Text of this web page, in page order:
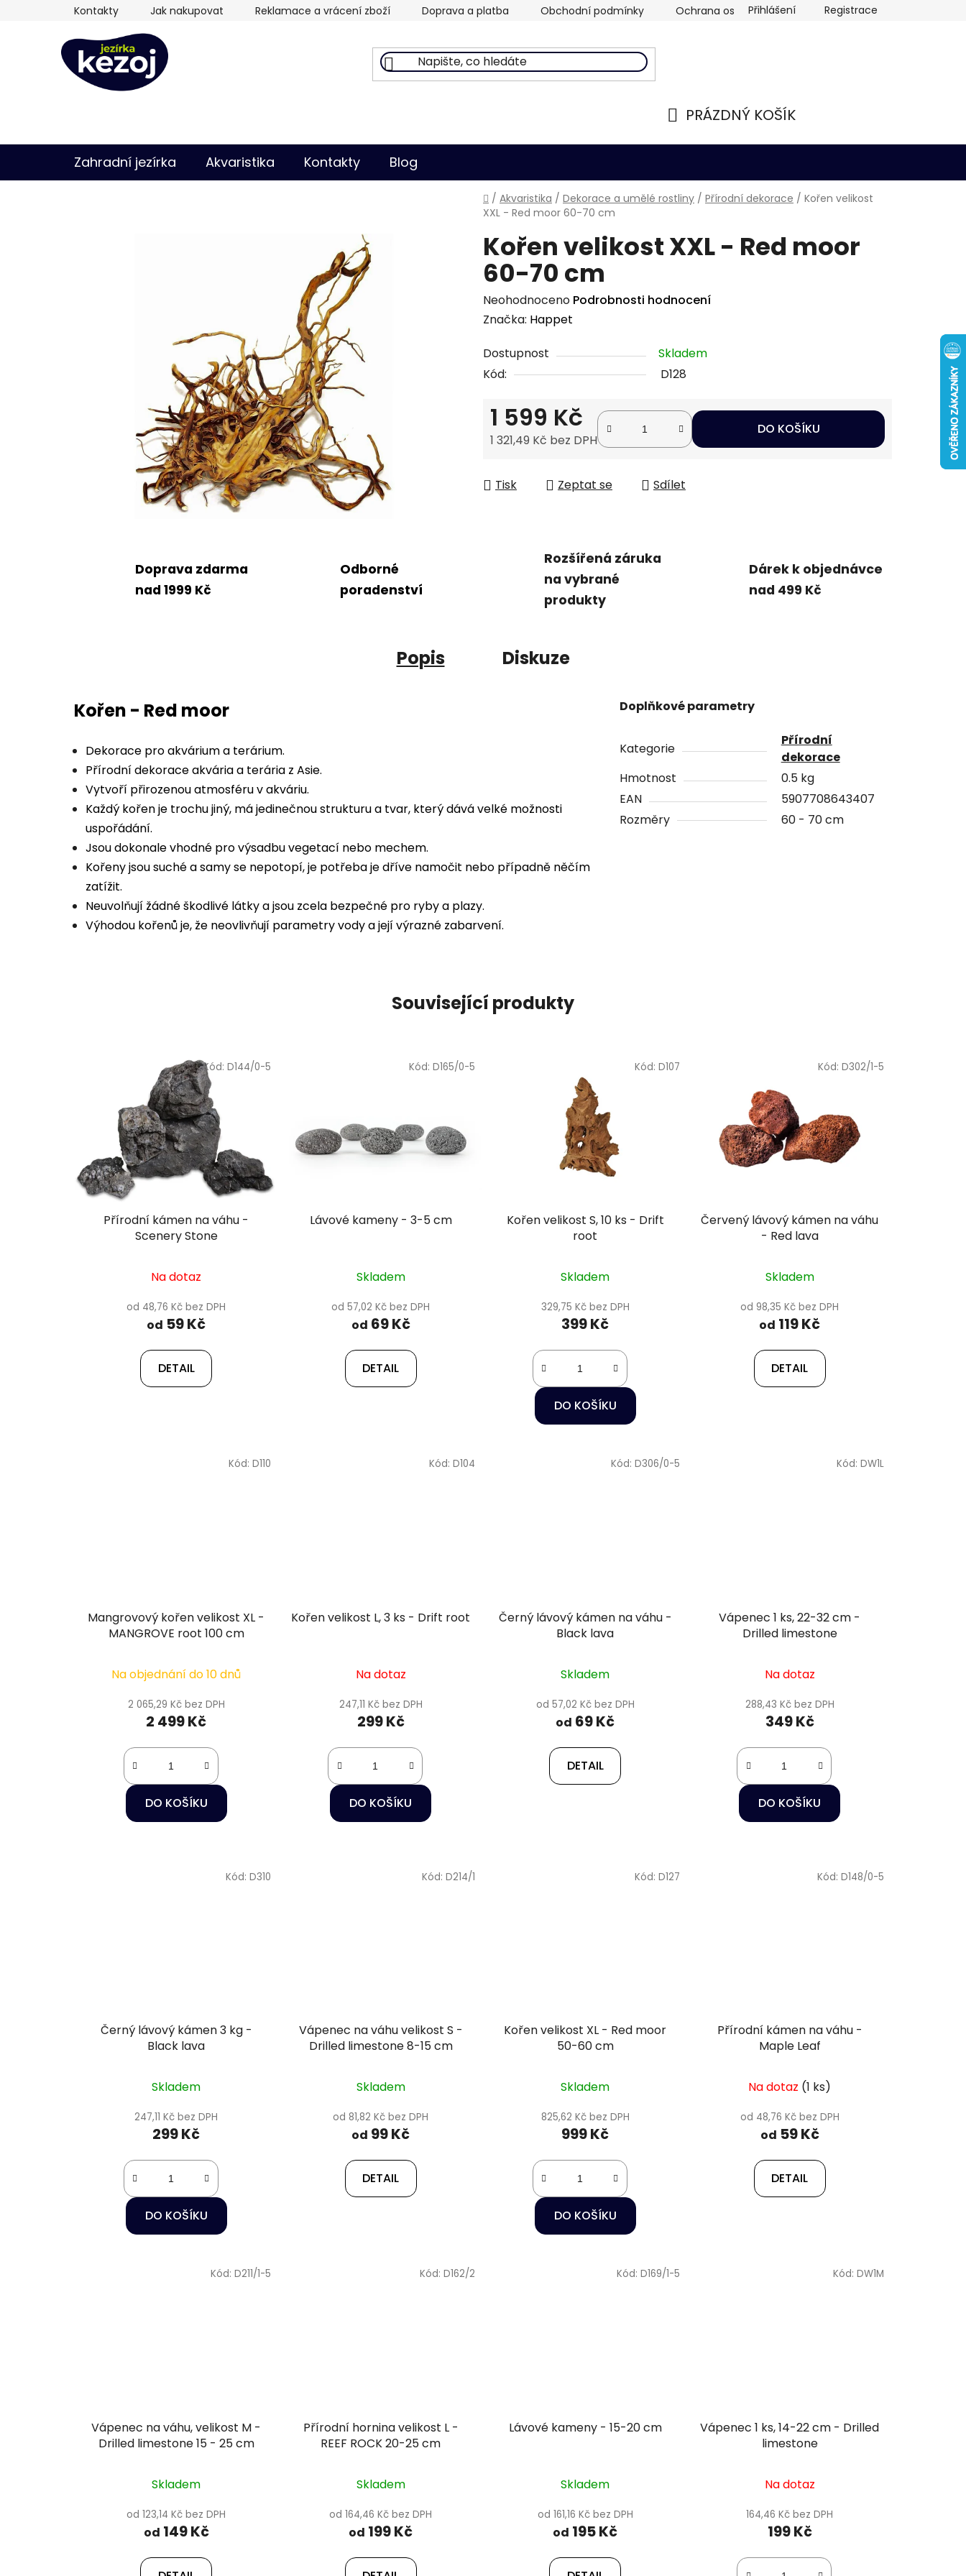
Kontakty Jak nakupovat Reklamace a vrácení zboží Doprava a platba Obchodní podmínky Ochrana osobních údajů
Přihlášení Registrace
PRÁZDNÝ KOŠÍK
Zahradní jezírka Akvaristika Kontakty Blog
Domů
/ Akvaristika / Dekorace a umělé rostliny / Přírodní dekorace / Kořen velikost
XXL - Red moor 60-70 cm
Kořen velikost XXL - Red moor
60-70 cm
Průměrné
hodnocení
je
0,0
hvězdiček.
Neohodnoceno Podrobnosti hodnocení
Značka: Happet
Dostupnost
Skladem
Kód:
D128
1 599 Kč
1 321,49 Kč bez DPH
DO KOŠÍKU
Tisk Zeptat se Sdílet
Doprava zdarma
nad 1999 Kč
Odborné
poradenství
Rozšířená záruka
na vybrané
produkty
Dárek k objednávce
nad 499 Kč
Popis Diskuze
Kořen - Red moor
Dekorace pro akvárium a terárium.
Přírodní dekorace akvária a terária z Asie.
Vytvoří přirozenou atmosféru v akváriu.
Každý kořen je trochu jiný, má jedinečnou strukturu a tvar, který dává velké možnosti
uspořádání.
Jsou dokonale vhodné pro výsadbu vegetací nebo mechem.
Kořeny jsou suché a samy se nepotopí, je potřeba je dříve namočit nebo případně něčím
zatížit.
Neuvolňují žádné škodlivé látky a jsou zcela bezpečné pro ryby a plazy.
Výhodou kořenů je, že neovlivňují parametry vody a její výrazné zabarvení.
Doplňkové parametry
Kategorie
Přírodní
dekorace
Hmotnost
0.5 kg
EAN
5907708643407
Rozměry
60 - 70 cm
Související produkty
Přírodní kámen na váhu -
Scenery Stone
Na dotaz
od 48,76 Kč bez DPH
od 59 Kč
DETAIL
Kód: D144/0-5
Lávové kameny - 3-5 cm
Skladem
od 57,02 Kč bez DPH
od 69 Kč
DETAIL
Kód: D165/0-5
Kořen velikost S, 10 ks - Drift
root
Skladem
329,75 Kč bez DPH
399 Kč
DO KOŠÍKU
Kód: D107
Červený lávový kámen na váhu
- Red lava
Skladem
od 98,35 Kč bez DPH
od 119 Kč
DETAIL
Kód: D302/1-5
Mangrovový kořen velikost XL -
MANGROVE root 100 cm
Na objednání do 10 dnů
2 065,29 Kč bez DPH
2 499 Kč
DO KOŠÍKU
Kód: D110
Kořen velikost L, 3 ks - Drift root
Na dotaz
247,11 Kč bez DPH
299 Kč
DO KOŠÍKU
Kód: D104
Černý lávový kámen na váhu -
Black lava
Skladem
od 57,02 Kč bez DPH
od 69 Kč
DETAIL
Kód: D306/0-5
Vápenec 1 ks, 22-32 cm -
Drilled limestone
Na dotaz
288,43 Kč bez DPH
349 Kč
DO KOŠÍKU
Kód: DW1L
Černý lávový kámen 3 kg -
Black lava
Skladem
247,11 Kč bez DPH
299 Kč
DO KOŠÍKU
Kód: D310
Vápenec na váhu velikost S -
Drilled limestone 8-15 cm
Skladem
od 81,82 Kč bez DPH
od 99 Kč
DETAIL
Kód: D214/1
Kořen velikost XL - Red moor
50-60 cm
Skladem
825,62 Kč bez DPH
999 Kč
DO KOŠÍKU
Kód: D127
Přírodní kámen na váhu -
Maple Leaf
Na dotaz (1 ks)
od 48,76 Kč bez DPH
od 59 Kč
DETAIL
Kód: D148/0-5
Vápenec na váhu, velikost M -
Drilled limestone 15 - 25 cm
Skladem
od 123,14 Kč bez DPH
od 149 Kč
Kód: D211/1-5
Přírodní hornina velikost L -
REEF ROCK 20-25 cm
Skladem
od 164,46 Kč bez DPH
od 199 Kč
Kód: D162/2
Lávové kameny - 15-20 cm
Skladem
od 161,16 Kč bez DPH
od 195 Kč
Kód: D169/1-5
Vápenec 1 ks, 14-22 cm - Drilled
limestone
Na dotaz
164,46 Kč bez DPH
199 Kč
Kód: DW1M